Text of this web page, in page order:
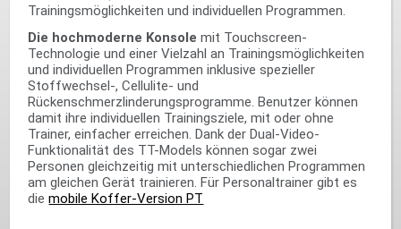
Trainingsmöglichkeiten und individuellen Programmen.
Die hochmoderne Konsole mit Touchscreen-
Technologie und einer Vielzahl an Trainingsmöglichkeiten
und individuellen Programmen inklusive spezieller
Stoffwechsel-, Cellulite- und
Rückenschmerzlinderungsprogramme. Benutzer können
damit ihre individuellen Trainingsziele, mit oder ohne
Trainer, einfacher erreichen. Dank der Dual-Video-
Funktionalität des TT-Models können sogar zwei
Personen gleichzeitig mit unterschiedlichen Programmen
am gleichen Gerät trainieren. Für Personaltrainer gibt es
diemobile Koffer-Version PT